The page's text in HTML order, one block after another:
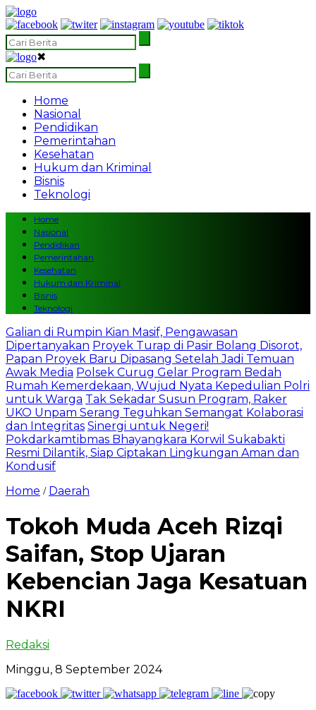
✖
Home
Nasional
Pendidikan
Pemerintahan
Kesehatan
Hukum dan Kriminal
Bisnis
Teknologi
Home
Nasional
Pendidikan
Pemerintahan
Kesehatan
Hukum dan Kriminal
Bisnis
Teknologi
Galian di Rumpin Kian Masif, Pengawasan
Dipertanyakan Proyek Turap di Pasir Bolang Disorot,
Papan Proyek Baru Dipasang Setelah Jadi Temuan
Awak Media Polsek Curug Gelar Program Bedah
Rumah Kemerdekaan, Wujud Nyata Kepedulian Polri
untuk Warga Tak Sekadar Susun Program, Raker
UKO Unpam Serang Teguhkan Semangat Kolaborasi
dan Integritas Sinergi untuk Negeri!
Pokdarkamtibmas Bhayangkara Korwil Sukabakti
Resmi Dilantik, Siap Ciptakan Lingkungan Aman dan
Kondusif
Home / Daerah
Tokoh Muda Aceh Rizqi
Saifan, Stop Ujaran
Kebencian Jaga Kesatuan
NKRI
Redaksi
Minggu, 8 September 2024